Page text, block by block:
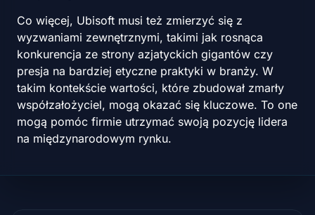
Co więcej, Ubisoft musi też zmierzyć się z
wyzwaniami zewnętrznymi, takimi jak rosnąca
konkurencja ze strony azjatyckich gigantów czy
presja na bardziej etyczne praktyki w branży. W
takim kontekście wartości, które zbudował zmarły
współzałożyciel, mogą okazać się kluczowe. To one
mogą pomóc firmie utrzymać swoją pozycję lidera
na międzynarodowym rynku.